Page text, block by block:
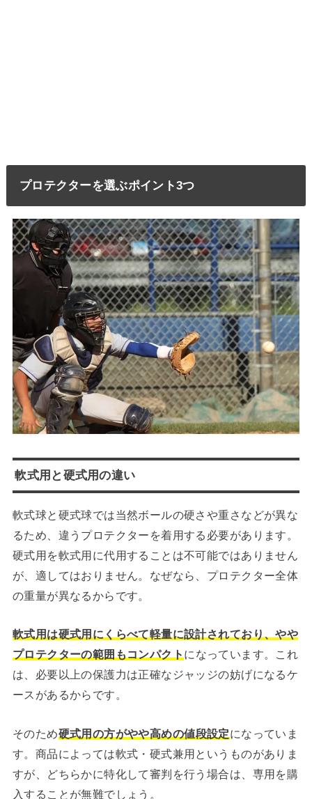
プロテクターを選ぶポイント3つ
軟式用と硬式用の違い
軟式球と硬式球では当然ボールの硬さや重さなどが異な
るため、違うプロテクターを着用する必要があります。
硬式用を軟式用に代用することは不可能ではありません
が、適してはおりません。なぜなら、プロテクター全体
の重量が異なるからです。
軟式用は硬式用にくらべて軽量に設計されており、やや
プロテクターの範囲もコンパクト になっています。これ
は、必要以上の保護力は正確なジャッジの妨げになるケ
ースがあるからです。
そのため硬式用の方がやや高めの値段設定になっていま
す。商品によっては軟式・硬式兼用というものがありま
すが、どちらかに特化して審判を行う場合は、専用を購
入することが無難でしょう。